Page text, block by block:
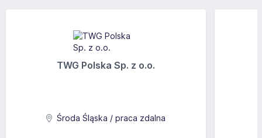
TWG Polska Sp. z o.o.
Środa Śląska / praca zdalna